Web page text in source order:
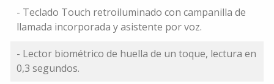
- Teclado Touch retroiluminado con campanilla de
llamada incorporada y asistente por voz.
- Lector biométrico de huella de un toque, lectura en
0,3 segundos.